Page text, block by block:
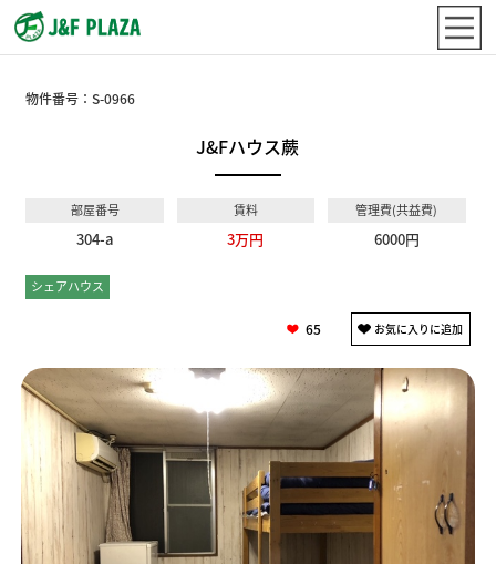
物件番号：S-0966
J&Fハウス蕨
部屋番号
304-a
賃料
3万円
管理費(共益費)
6000円
シェアハウス
65